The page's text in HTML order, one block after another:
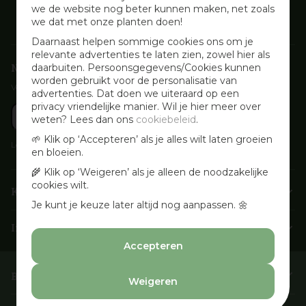
we de website nog beter kunnen maken, net zoals
we dat met onze planten doen!
Daarnaast helpen sommige cookies ons om je
relevante advertenties te laten zien, zowel hier als
daarbuiten. Persoonsgegevens/Cookies kunnen
worden gebruikt voor de personalisatie van
advertenties. Dat doen we uiteraard op een
privacy vriendelijke manier. Wil je hier meer over
weten? Lees dan ons cookiebeleid.
🌱 Klik op ‘Accepteren’ als je alles wilt laten groeien
en bloeien.
🌾 Klik op ‘Weigeren’ als je alleen de noodzakelijke
cookies wilt.
Je kunt je keuze later altijd nog aanpassen. 🌼
Accepteren
Weigeren
Nieuwsbrief aanmelden
Voor wekelijkse aanbiedingen, activiteiten en inspirerende tips
Lees onzePrivacyverklaring
Klantenservice
Info & openingstijden